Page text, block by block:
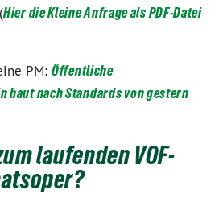
Hier die Kleine Anfrage als PDF-Datei
PM: Öffentliche
baut nach Standards von gestern
laufenden VOF-